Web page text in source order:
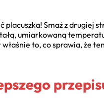
placuszka! Smaż z drugiej
umiarkowaną
to, co sprawia, że